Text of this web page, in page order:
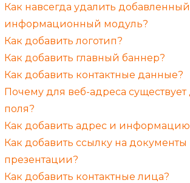
Как навсегда удалить добавленный
информационный модуль?
Как добавить логотип?
Как добавить главный баннер?
Как добавить контактные данные?
Почему для веб-адреса существует
поля?
Как добавить адрес и информацию
Как добавить ссылку на документы
презентации?
Как добавить контактные лица?